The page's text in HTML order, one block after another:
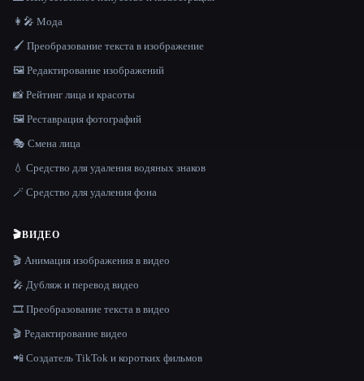
👩‍🎤 Мода
🖌️ Преобразование текста в изображение
🖼️ Редактирование изображений
📸 Рейтинг лица и красоты
🖼️ Реставрация фотографий
🎭 Смена лица
💧 Средство для удаления водяных знаков
🪄 Средство для удаления фона
🎬ВИДЕО
🎬 Анимация изображения в видео
🎤 Дубляж и перевод видео
🎞️ Преобразование текста в видео
🎬 Редактирование видео
📲 Создатель TikTok и коротких фильмов